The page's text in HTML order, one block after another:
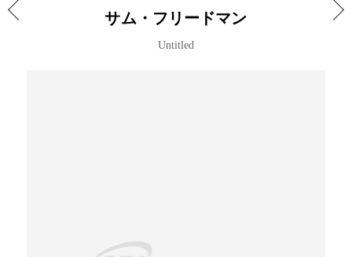
サム・フリードマン
Untitled